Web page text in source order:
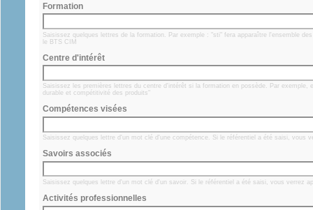
Formation
Saisissez quelques lettres de la formation. Par exemple : "sti" fera apparaître l'ensemble
le BTS CIM
Centre d'intérêt
Saisissez les premières lettres du centre d'intérêt si la formation en possède. Par exemple,
durable et compétitivité des produits"
Compétences visées
Saisissez quelques lettre d'un mot clé d'une compétence. Si le référentiel a été saisi, vous
Savoirs associés
Saisissez quelques lettre d'un mot clé d'un savoir. Si le référentiel a été saisi, vous verrez
Activités professionnelles